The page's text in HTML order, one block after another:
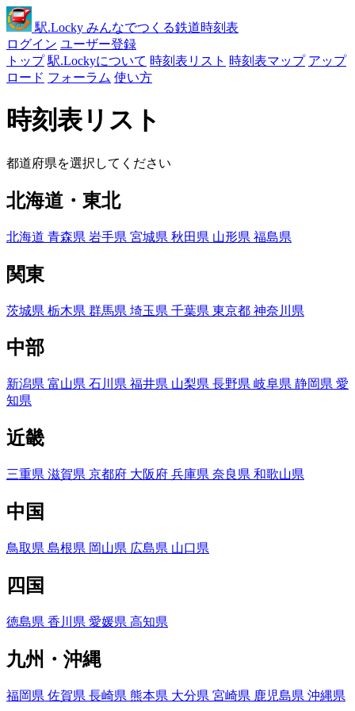
駅.Locky みんなでつくる鉄道時刻表
ログイン ユーザー登録
トップ 駅.Lockyについて 時刻表リスト 時刻表マップ アップ
ロード フォーラム 使い方
時刻表リスト
都道府県を選択してください
北海道・東北
北海道 青森県 岩手県 宮城県 秋田県 山形県 福島県
関東
茨城県 栃木県 群馬県 埼玉県 千葉県 東京都 神奈川県
中部
新潟県 富山県 石川県 福井県 山梨県 長野県 岐阜県 静岡県 愛
知県
近畿
三重県 滋賀県 京都府 大阪府 兵庫県 奈良県 和歌山県
中国
鳥取県 島根県 岡山県 広島県 山口県
四国
徳島県 香川県 愛媛県 高知県
九州・沖縄
福岡県 佐賀県 長崎県 熊本県 大分県 宮崎県 鹿児島県 沖縄県